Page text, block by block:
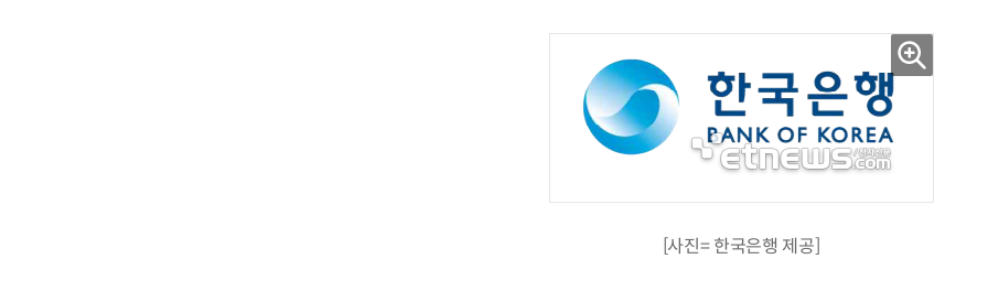
[사진= 한국은행 제공]